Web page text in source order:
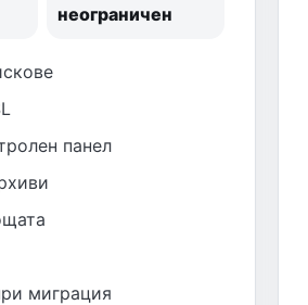
неограничен
панел
миграция